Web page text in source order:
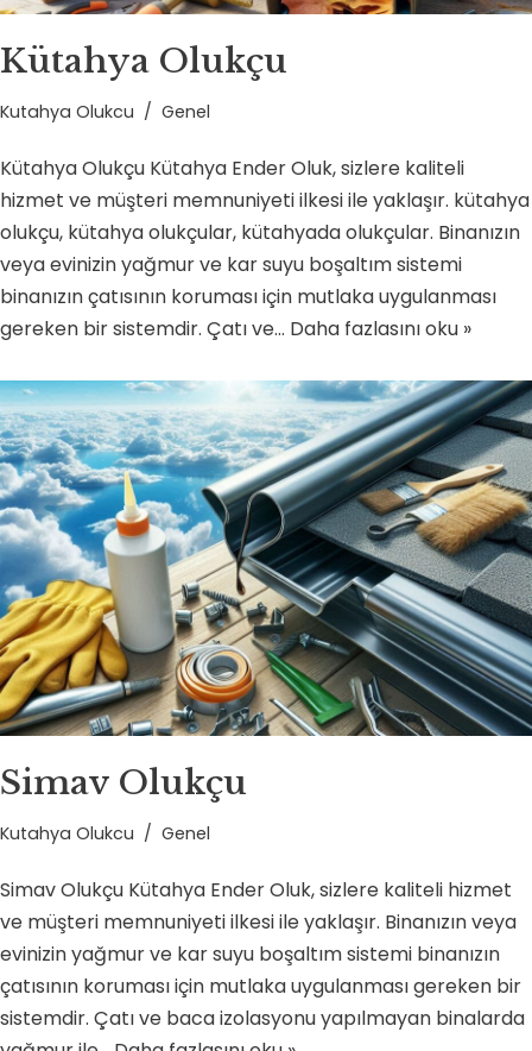
Kütahya Olukçu
Kutahya Olukcu Genel
Kütahya Olukçu Kütahya Ender Oluk, sizlere kaliteli
hizmet ve müşteri memnuniyeti ilkesi ile yaklaşır. kütahya
olukçu, kütahya olukçular, kütahyada olukçular. Binanızın
veya evinizin yağmur ve kar suyu boşaltım sistemi
binanızın çatısının koruması için mutlaka uygulanması
gereken bir sistemdir. Çatı ve… Daha fazlasını oku »
Simav Olukçu
Kutahya Olukcu Genel
Simav Olukçu Kütahya Ender Oluk, sizlere kaliteli hizmet
ve müşteri memnuniyeti ilkesi ile yaklaşır. Binanızın veya
evinizin yağmur ve kar suyu boşaltım sistemi binanızın
çatısının koruması için mutlaka uygulanması gereken bir
sistemdir. Çatı ve baca izolasyonu yapılmayan binalarda